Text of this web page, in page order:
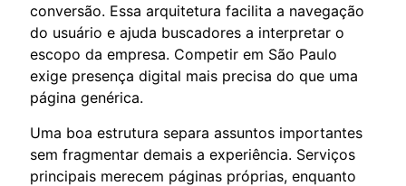
conversão. Essa arquitetura facilita a navegação
do usuário e ajuda buscadores a interpretar o
escopo da empresa. Competir em São Paulo
exige presença digital mais precisa do que uma
página genérica.
Uma boa estrutura separa assuntos importantes
sem fragmentar demais a experiência. Serviços
principais merecem páginas próprias, enquanto